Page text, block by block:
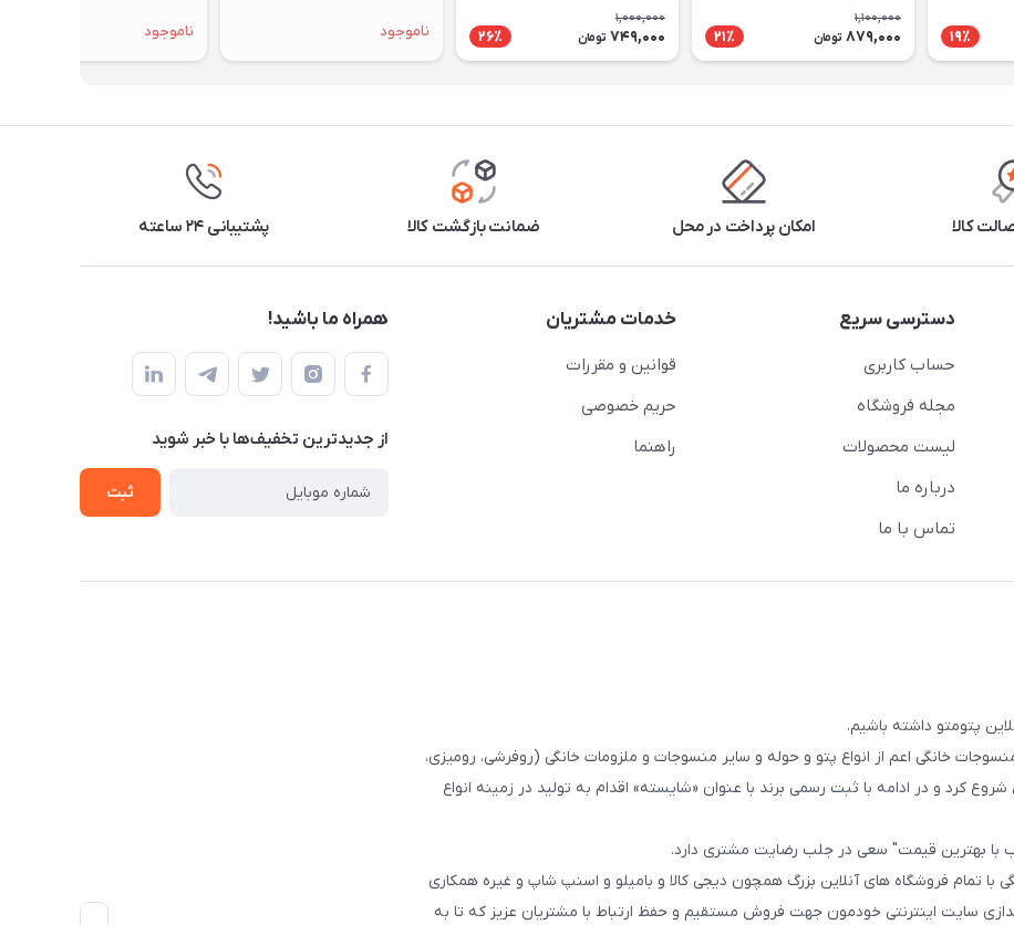
19٪
سانتی متر
1,100,000
879,000 تومان 21٪
1,000,000
749,000 تومان 26٪ ناموجود ناموجود
کالا امکان پرداخت در محل ضمانت بازگشت کالا پشتیبانی ۲۴ ساعته
دسترسی سریع
حساب کاربری
مجله فروشگاه
لیست محصولات
درباره ما
تماس با ما
خدمات مشتریان
قوانین و مقررات
حریم خصوصی
راهنما
همراه ما باشید!
از جدید‌ترین تخفیف‌ها با‌ خبر شوید
ثبت
پتومتو داشته باشیم.
را از سال 1393در زمینه فروش منسوجات خانگی اعم از انواع پتو و حوله و سایر منسوجات و ملزومات خانگی (روفرشی، رومیزی،
کرد و در ادامه با ثبت رسمی برند با عنوان «شایسته» اقدام به تولید در زمینه انواع
با بهترین قیمت" سعی در جلب رضایت مشتری دارد.
تمام فروشگاه های آنلاین بزرگ همچون دیجی کالا و بامیلو و اسنپ شاپ و غیره همکاری
سایت اینترنتی خودمون جهت فروش مستقیم و حفظ ارتباط با مشتریان عزیز که تا به